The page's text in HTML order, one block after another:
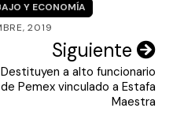
Y ECONOMÍA
2019
Siguiente
Destituyen a alto funcionario
de Pemex vinculado a Estafa
Maestra